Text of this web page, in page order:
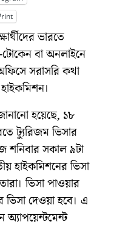
ভারতে
বা অনলাইনে
সরাসরি কথা
হয়েছে, ১৮
ট্যুরিজম ভিসার
সকাল ৯টা
হাইকমিশনের ভিসা
ভিসা পাওয়ার
ভিসা দেওয়া হবে। এ